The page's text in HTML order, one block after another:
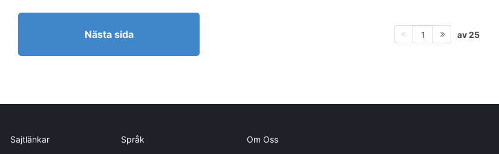
Nästa sida 1 av 25
Sajtlänkar Språk Om Oss